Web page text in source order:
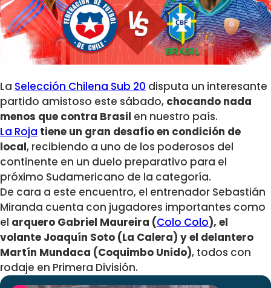
La Selección Chilena Sub 20 disputa un interesante
partido amistoso este sábado, chocando nada
menos que contra Brasil en nuestro país.
La Roja tiene un gran desafío en condición de
local, recibiendo a uno de los poderosos del
continente en un duelo preparativo para el
próximo Sudamericano de la categoría.
De cara a este encuentro, el entrenador Sebastián
Miranda cuenta con jugadores importantes como
el arquero Gabriel Maureira (Colo Colo), el
volante Joaquín Soto (La Calera) y el delantero
Martín Mundaca (Coquimbo Unido), todos con
rodaje en Primera División.